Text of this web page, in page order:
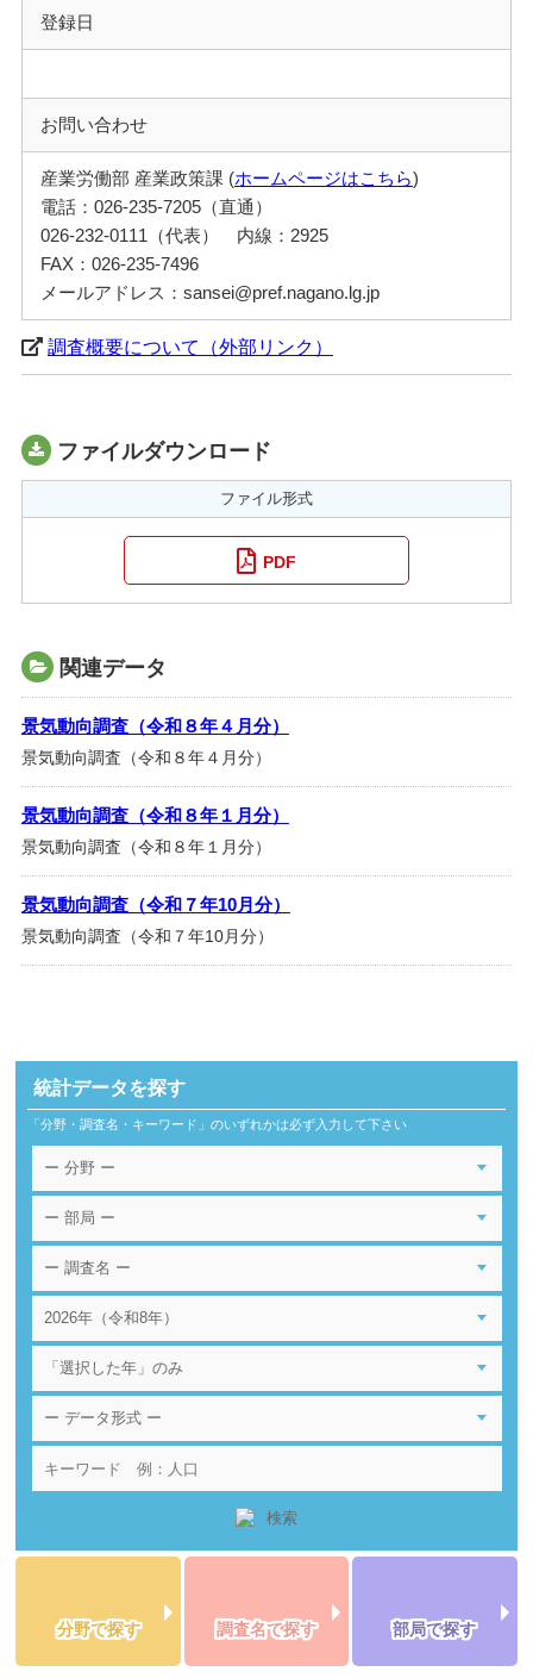
登録日
お問い合わせ
産業労働部 産業政策課 (ホームページはこちら)
電話：026-235-7205（直通）
026-232-0111（代表） 内線：2925
FAX：026-235-7496
メールアドレス：sansei@pref.nagano.lg.jp
調査概要について（外部リンク）
ファイルダウンロード
ファイル形式
PDF
関連データ
景気動向調査（令和８年４月分）
景気動向調査（令和８年４月分）
景気動向調査（令和８年１月分）
景気動向調査（令和８年１月分）
景気動向調査（令和７年10月分）
景気動向調査（令和７年10月分）
統計データを探す
「分野・調査名・キーワード」のいずれかは必ず入力して下さい
分野で探す 調査名で探す 部局で探す